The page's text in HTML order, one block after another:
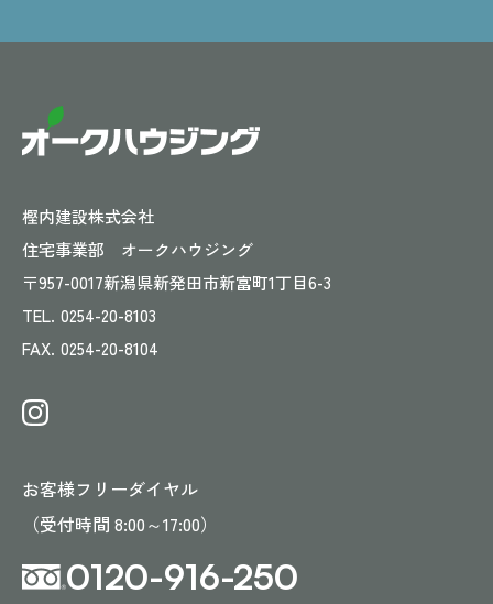
樫内建設株式会社
住宅事業部 オークハウジング
〒957-0017新潟県新発田市新富町1丁目6-3
TEL. 0254-20-8103
FAX. 0254-20-8104
お客様フリーダイヤル
（受付時間 8:00～17:00）
0120-916-250